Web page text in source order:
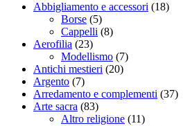
Abbigliamento e accessori (18)
Borse (5)
Cappelli (8)
Aerofilia (23)
Modellismo (7)
Antichi mestieri (20)
Argento (7)
Arredamento e complementi (37)
Arte sacra (83)
Altro religione (11)